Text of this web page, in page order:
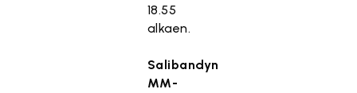
18.55
alkaen.
Salibandyn
MM-